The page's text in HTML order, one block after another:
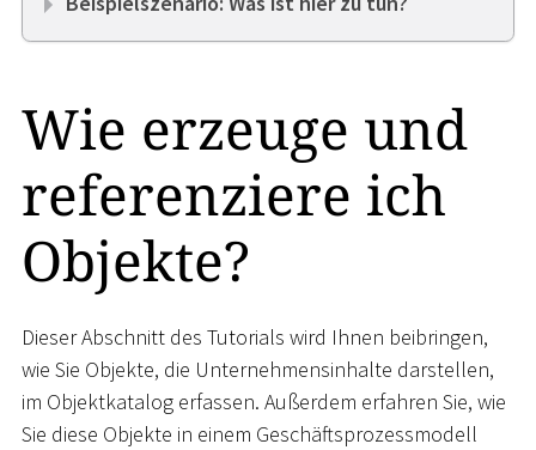
Wie erzeuge und
referenziere ich
Objekte?
Dieser Abschnitt des Tutorials wird Ihnen beibringen,
wie Sie Objekte, die Unternehmensinhalte darstellen,
im Objektkatalog erfassen. Außerdem erfahren Sie, wie
Sie diese Objekte in einem Geschäftsprozessmodell